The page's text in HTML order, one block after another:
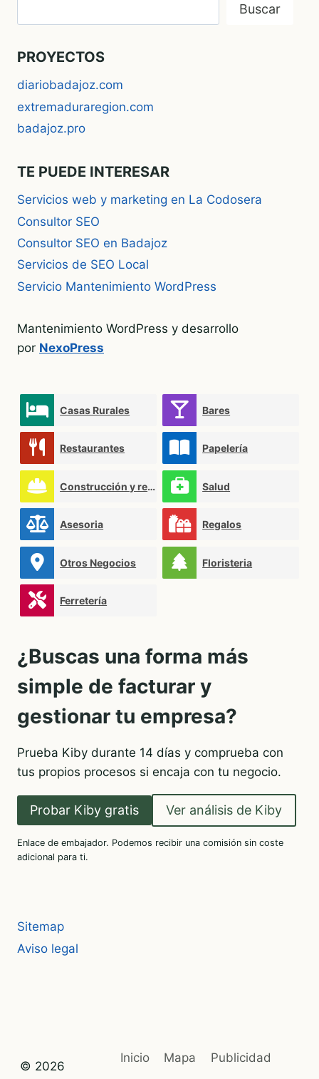
Buscar
PROYECTOS
diariobadajoz.com
extremaduraregion.com
badajoz.pro
TE PUEDE INTERESAR
Servicios web y marketing en La Codosera
Consultor SEO
Consultor SEO en Badajoz
Servicios de SEO Local
Servicio Mantenimiento WordPress
Mantenimiento WordPress y desarrollo
por NexoPress
Casas Rurales Bares
Restaurantes Papelería
Construcción y reformas Salud
Asesoria Regalos
Otros Negocios Floristeria
Ferretería
¿Buscas una forma más
simple de facturar y
gestionar tu empresa?
Prueba Kiby durante 14 días y comprueba con
tus propios procesos si encaja con tu negocio.
Probar Kiby gratis Ver análisis de Kiby
Enlace de embajador. Podemos recibir una comisión sin coste
adicional para ti.
Sitemap
Aviso legal
© 2026
Inicio Mapa
Publicidad